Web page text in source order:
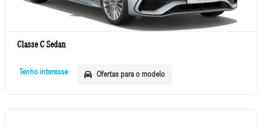
Classe C Sedan
Tenho interesse Ofertas para o modelo